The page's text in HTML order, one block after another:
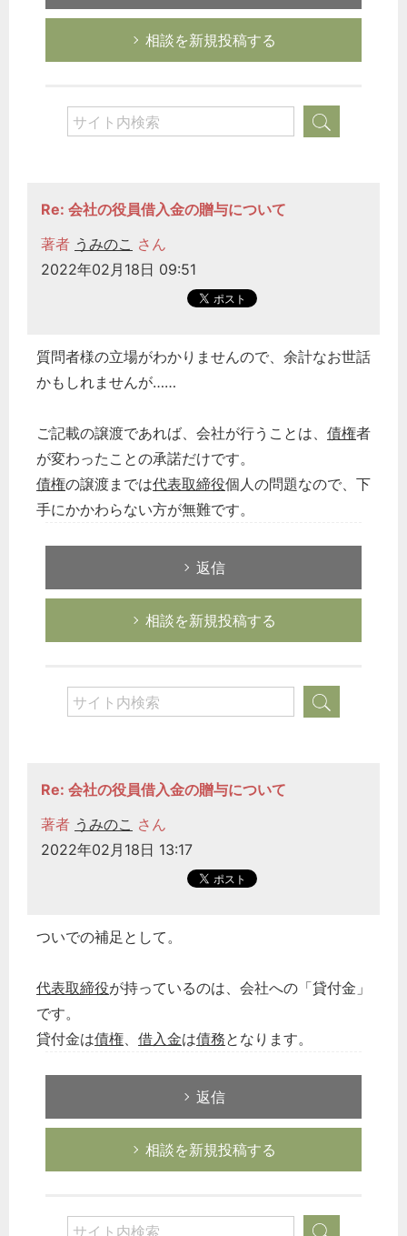
相談を新規投稿する
Re: 会社の役員借入金の贈与について
著者 うみのこ さん
2022年02月18日 09:51
質問者様の立場がわかりませんので、余計なお世話
かもしれませんが……
ご記載の譲渡であれば、会社が行うことは、 債権者
が変わったことの承諾だけです。
債権の譲渡までは代表取締役個人の問題なので、下
手にかかわらない方が無難です。
返信
相談を新規投稿する
Re: 会社の役員借入金の贈与について
著者 うみのこ さん
2022年02月18日 13:17
ついでの補足として。
代表取締役が持っているのは、会社への「貸付金」
です。
貸付金は債権、 借入金は債務となります。
返信
相談を新規投稿する